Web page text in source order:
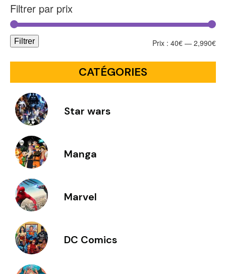
Filtrer par prix
Filtrer Prix : 40€ — 2,990€
CATÉGORIES
Star wars
Manga
Marvel
DC Comics